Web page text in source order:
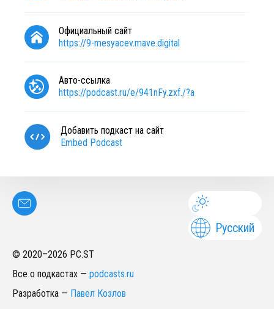
Официальный сайт
https://9-mesyacev.mave.digital
Авто-ссылка
https://podcast.ru/e/941nFy.zxf./?a
Добавить подкаст на сайт
Embed Podcast
Русский
© 2020–2026 PC.ST
Все о подкастах — podcasts.ru
Разработка — Павел Козлов